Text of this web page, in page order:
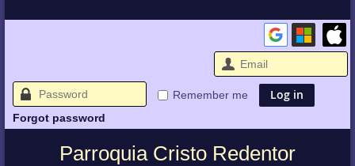
Remember me
Forgot password
Parroquia Cristo Redentor